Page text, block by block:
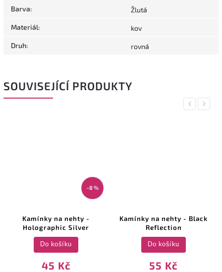
Barva: Žlutá
Materiál: kov
Druh: rovná
SOUVISEJÍCÍ PRODUKTY
Previous
–8 %
Kamínky na nehty -
Holographic Silver
45 Kč
Do košíku
Kamínky na nehty - Black
Reflection
55 Kč
Do košíku
Next